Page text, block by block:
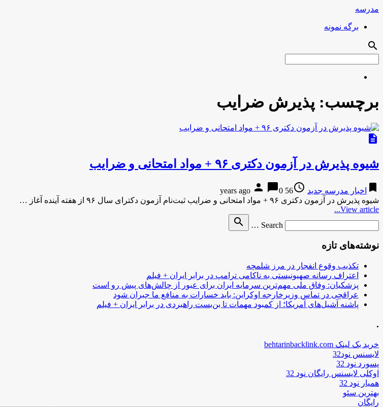
مدرسه
برگه نمونه
search
برچسب: پذیرش ضرایب
description
شیوه پذیرش در آزمون دکتری ۹۶ + مواد امتحانی و ضرایب
bookmark اخبار مدرسه جدید access_time
56 years ago
person chat_bubble0
شیوه پذیرش در آزمون دکتری ۹۶ + مواد امتحانی و ضرایب ثبت‌نام آزمون دکترای سال ۹۶ از هفته آینده آغاز …
View article...
Search …
search
نوشته‌های تازه
تکذیب وقوع انفجار در مرز شلمچه
اعتراف رسانه صهیونیستی به ناکامی ترامپ در برابر ایران + فیلم
پزشکیان: وفاق ملی مهم‌ترین سرمایه ایران برای عبور از چالش‌های پیش رو است
عراقچی در تماس وزیرخارجه اوکراین: باید خسارات به منافع ما جبران شود
پاشنه آشیل‌های آمریکا؛ از کمبود مهمات تا بن‌بست راهبردی در برابر ایران + فیلم
.
خرید بک لینک behtarinbacklink.com
لایسنس نود32
پسورد نود 32
اوکلی لایسنس رایگان نود 32
همیار نود 32
بهترین سئو
رایگان